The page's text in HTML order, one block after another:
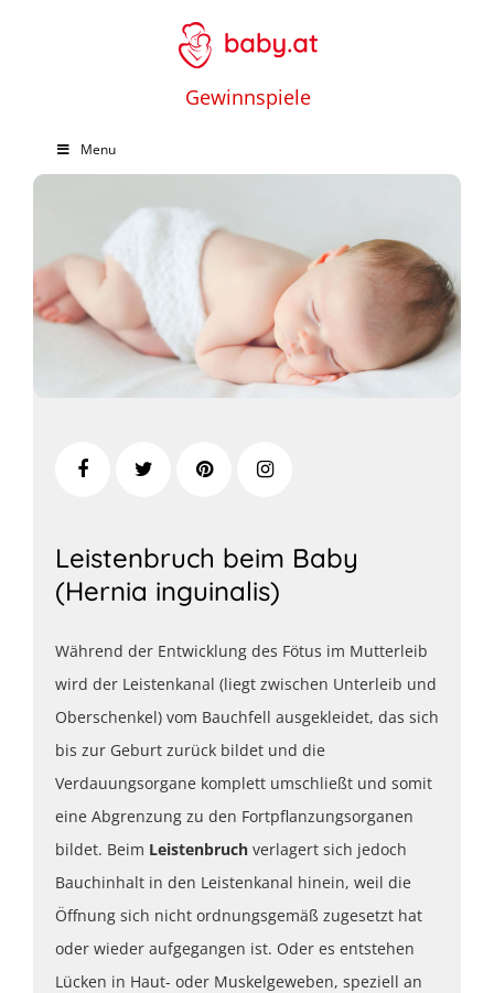
Gewinnspiele
Menu
Leistenbruch beim Baby
(Hernia inguinalis)
Während der Entwicklung des Fötus im Mutterleib
wird der Leistenkanal (liegt zwischen Unterleib und
Oberschenkel) vom Bauchfell ausgekleidet, das sich
bis zur Geburt zurück bildet und die
Verdauungsorgane komplett umschließt und somit
eine Abgrenzung zu den Fortpflanzungsorganen
bildet. Beim Leistenbruch verlagert sich jedoch
Bauchinhalt in den Leistenkanal hinein, weil die
Öffnung sich nicht ordnungsgemäß zugesetzt hat
oder wieder aufgegangen ist. Oder es entstehen
Lücken in Haut- oder Muskelgeweben, speziell an